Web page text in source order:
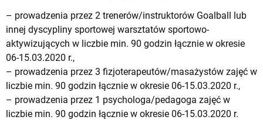
– prowadzenia przez 2 trenerów/instruktorów Goalball lub
innej dyscypliny sportowej warsztatów sportowo-
aktywizujących w liczbie min. 90 godzin łącznie w okresie
06-15.03.2020 r.,
– prowadzenia przez 3 fizjoterapeutów/masażystów zajęć w
liczbie min. 90 godzin łącznie w okresie 06-15.03.2020 r.,
– prowadzenia przez 1 psychologa/pedagoga zajęć w
liczbie min. 90 godzin łącznie w okresie 06-15.03.2020 r.